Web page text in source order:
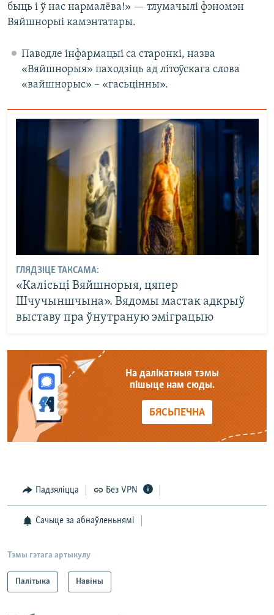
быць і ў нас нармалёва!» — тлумачылі фэномэн
Вяйшнорыі камэнтатары.
Паводле інфармацыі са старонкі, назва
«Вяйшнорыя» паходзіць ад літоўскага слова
«вайшнорыс» – «гасьцінны».
ГЛЯДЗІЦЕ ТАКСАМА:
«Калісьці Вяйшнорыя, цяпер
Шчучыншчына». Вядомы мастак адкрыў
выставу пра ўнутраную эміграцыю
На далікатныя тэмы
пішыце нам сюды.
БЯСЬПЕЧНА
Падзяліцца Без VPN
Сачыце за абнаўленьнямі
Тэмы гэтага артыкулу
Палітыка Навіны